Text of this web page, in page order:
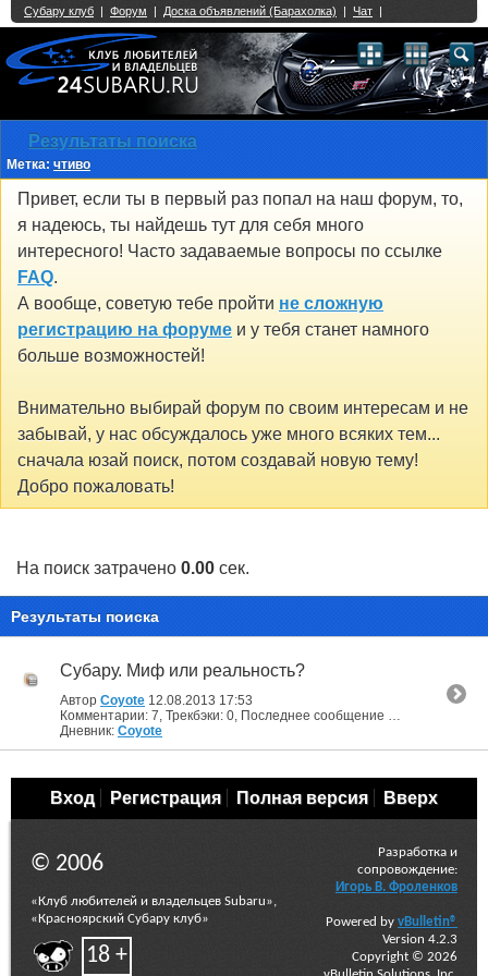
Результаты поиска
Метка: чтиво
Привет, если ты в первый раз попал на наш форум, то,
я надеюсь, ты найдешь тут для себя много
интересного! Часто задаваемые вопросы по ссылке
FAQ.
А вообще, советую тебе пройти не сложную
регистрацию на форуме и у тебя станет намного
больше возможностей!
Внимательно выбирай форум по своим интересам и не
забывай, у нас обсуждалось уже много всяких тем...
сначала юзай поиск, потом создавай новую тему!
Добро пожаловать!
На поиск затрачено 0.00 сек.
Результаты поиска
Субару. Миф или реальность?
Автор Coyote 12.08.2013 17:53
Дневник: Coyote
Вход Регистрация Полная версия Вверх
© 2006
«Клуб любителей и владельцев Subaru»,
«Красноярский Субару клуб»
18 +
Разработка и
сопровождение:
Игорь В. Фроленков
Powered by vBulletin®
Version 4.2.3
Copyright © 2026
Single Sign On provided byvBSSO
2 3 4 5 6 7 8 9 10 11 12 13 14 15 16 17 18 21 22 23 24 25 26
27 28 29 30 31 32 33 34 35 36 37 38 39 40 41 42 43